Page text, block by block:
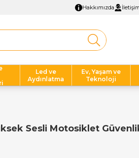
Hakkımızda
Led ve
Aydınlatma
Ev, Yaşam ve
Teknoloji
Sesli Motosiklet